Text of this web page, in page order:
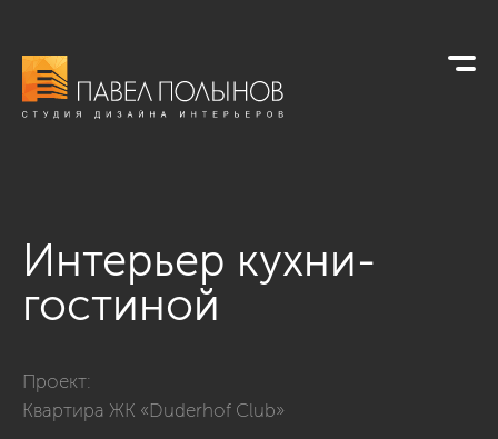
Интерьер кухни-
гостиной
Проект:
Квартира ЖК «Duderhof Club»